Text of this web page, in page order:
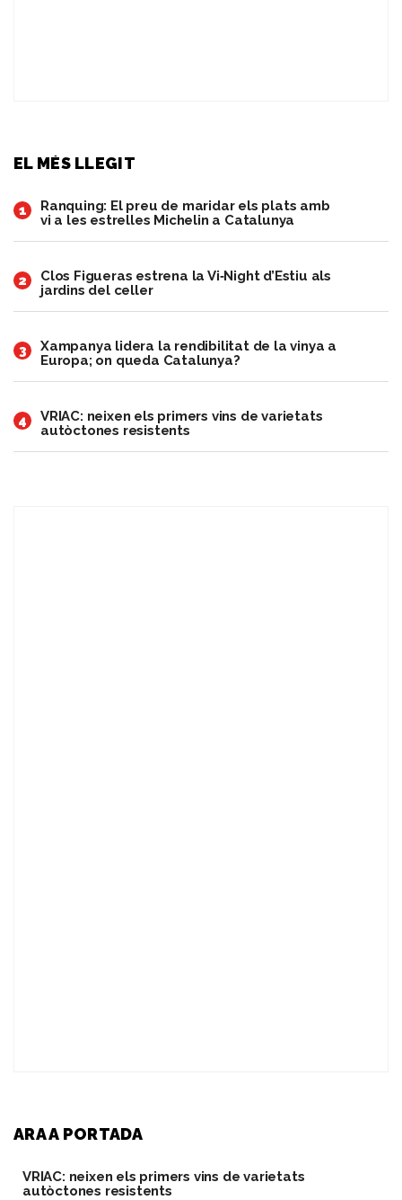
EL MÉS LLEGIT
1
Ranquing: El preu de maridar els plats amb
vi a les estrelles Michelin a Catalunya
2
Clos Figueras estrena la Vi‑Night d’Estiu als
jardins del celler
3
Xampanya lidera la rendibilitat de la vinya a
Europa; on queda Catalunya?
4
VRIAC: neixen els primers vins de varietats
autòctones resistents
ARA A PORTADA
VRIAC: neixen els primers vins de varietats
autòctones resistents